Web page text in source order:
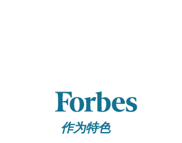
作为特色